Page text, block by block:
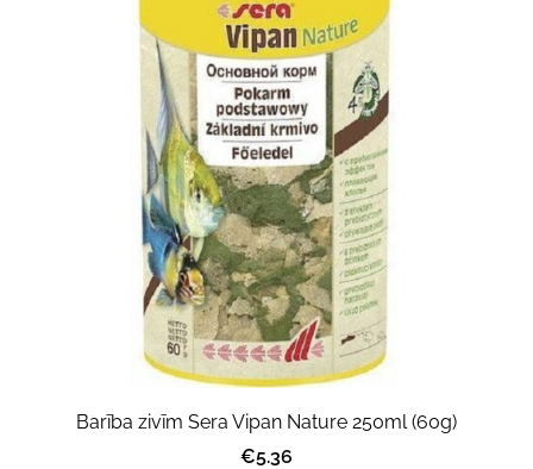
Barība zivīm Sera Vipan Nature 250ml (60g)
€5.36